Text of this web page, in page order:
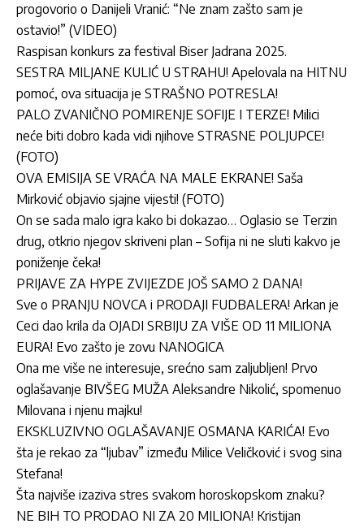
progovorio o Danijeli Vranić: “Ne znam zašto sam je
ostavio!” (VIDEO)
Raspisan konkurs za festival Biser Jadrana 2025.
SESTRA MILJANE KULIĆ U STRAHU! Apelovala na HITNU
pomoć, ova situacija je STRAŠNO POTRESLA!
PALO ZVANIČNO POMIRENJE SOFIJE I TERZE! Milici
neće biti dobro kada vidi njihove STRASNE POLJUPCE!
(FOTO)
OVA EMISIJA SE VRAĆA NA MALE EKRANE! Saša
Mirković objavio sjajne vijesti! (FOTO)
On se sada malo igra kako bi dokazao… Oglasio se Terzin
drug, otkrio njegov skriveni plan – Sofija ni ne sluti kakvo je
poniženje čeka!
PRIJAVE ZA HYPE ZVIJEZDE JOŠ SAMO 2 DANA!
Sve o PRANJU NOVCA i PRODAJI FUDBALERA! Arkan je
Ceci dao krila da OJADI SRBIJU ZA VIŠE OD 11 MILIONA
EURA! Evo zašto je zovu NANOGICA
Ona me više ne interesuje, srećno sam zaljubljen! Prvo
oglašavanje BIVŠEG MUŽA Aleksandre Nikolić, spomenuo
Milovana i njenu majku!
EKSKLUZIVNO OGLAŠAVANJE OSMANA KARIĆA! Evo
šta je rekao za “ljubav” između Milice Veličković i svog sina
Stefana!
Šta najviše izaziva stres svakom horoskopskom znaku?
NE BIH TO PRODAO NI ZA 20 MILIONA! Kristijan